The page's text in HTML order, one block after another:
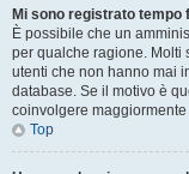
Mi sono registrato tempo
È possibile che un
per qualche ragione. Molti
utenti che non hanno mai
database. Se il motivo è
coinvolgere
Top